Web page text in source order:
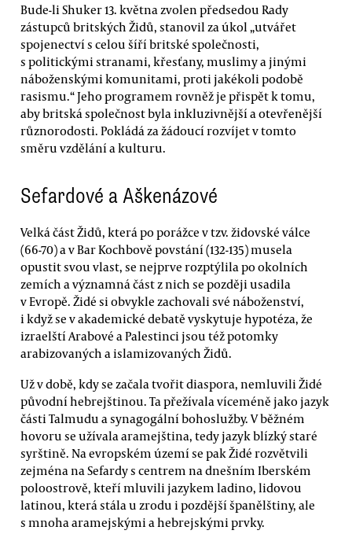
Bude-li Shuker 13. května zvolen předsedou Rady
zástupců britských Židů, stanovil za úkol „utvářet
spojenectví s celou šíří britské společnosti,
s politickými stranami, křesťany, muslimy a jinými
náboženskými komunitami, proti jakékoli podobě
rasismu.“ Jeho programem rovněž je přispět k tomu,
aby britská společnost byla inkluzivnější a otevřenější
různorodosti. Pokládá za žádoucí rozvíjet v tomto
směru vzdělání a kulturu.
Sefardové a Aškenázové
Velká část Židů, která po porážce v tzv. židovské válce
(66-70) a v Bar Kochbově povstání (132-135) musela
opustit svou vlast, se nejprve rozptýlila po okolních
zemích a významná část z nich se později usadila
v Evropě. Židé si obvykle zachovali své náboženství,
i když se v akademické debatě vyskytuje hypotéza, že
izraelští Arabové a Palestinci jsou též potomky
arabizovaných a islamizovaných Židů.
Už v době, kdy se začala tvořit diaspora, nemluvili Židé
původní hebrejštinou. Ta přežívala víceméně jako jazyk
části Talmudu a synagogální bohoslužby. V běžném
hovoru se užívala aramejština, tedy jazyk blízký staré
syrštině. Na evropském území se pak Židé rozvětvili
zejména na Sefardy s centrem na dnešním Iberském
poloostrově, kteří mluvili jazykem ladino, lidovou
latinou, která stála u zrodu i pozdější španělštiny, ale
s mnoha aramejskými a hebrejskými prvky.